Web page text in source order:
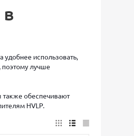
удобнее использовать,
поэтому лучше
также обеспечивают
HVLP.